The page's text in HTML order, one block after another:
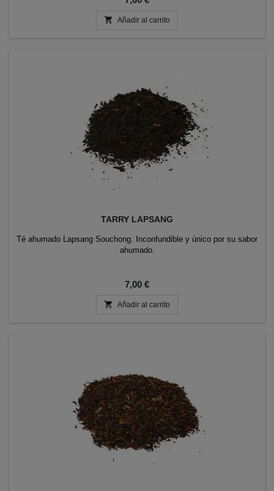
 Añadir al carrito
TARRY LAPSANG
Té ahumado Lapsang Souchong. Inconfundible y único por su sabor
ahumado.
Precio
7,00 €
 Añadir al carrito